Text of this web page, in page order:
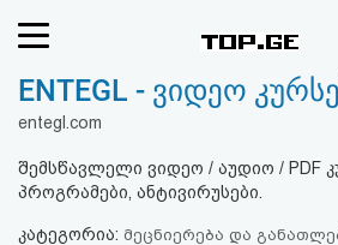
რეიტინგი
ENTEGL - ვიდეო
entegl.com
შემსწავლელი ვიდეო / აუდიო / PDF
პროგრამები, ანტივირუსები.
კატეგორია: მეცნიერება და